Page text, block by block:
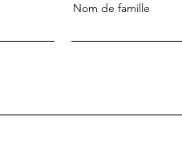
Nom de famille